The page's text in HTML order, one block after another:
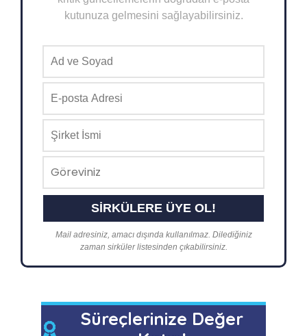
kutunuza gelmesini sağlayabilirsiniz.
Mail adresiniz, amacı dışında kullanılmaz. Dilediğiniz
zaman sirküler listesinden çıkabilirsiniz.
Süreçlerinize Değer